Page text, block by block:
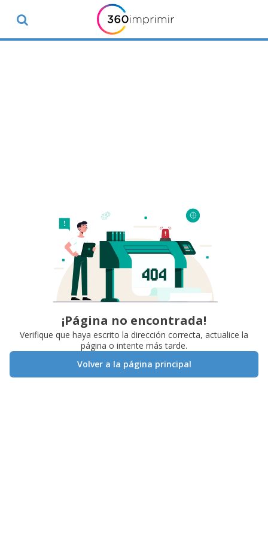
¡Página no encontrada!
Verifique que haya escrito la dirección correcta, actualice la
página o intente más tarde.